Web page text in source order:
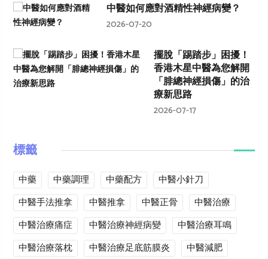
中醫如何應對酒精性神經病變？
2026-07-20
擺脫「踢踏步」困擾！
香港木星中醫為您解開
「腓總神經損傷」的治
療新思路
2026-07-17
標籤
中藥 中藥調理 中藥配方
中醫小針刀
中醫手法推拿
中醫推拿 中醫正骨
中醫治療
中醫治療痛症
中醫治療神經病變
中醫治療耳鳴
中醫治療落枕
中醫治療足底筋膜炎
中醫減肥